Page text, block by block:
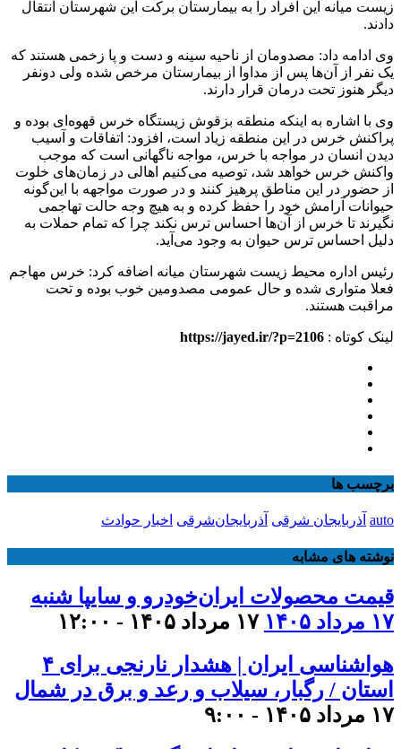
زیست میانه این افراد را به بیمارستان برکت این شهرستان انتقال
دادند.
وی ادامه داد: مصدومان از ناحیه سینه و دست و پا زخمی هستند که
یک نفر از آن‌ها پس از مداوا از بیمارستان مرخص شده ولی دونفر
دیگر هنوز تحت درمان قرار دارند.
وی با اشاره به اینکه منطقه بزقوش زیستگاه خرس قهوه‌ای بوده و
پراکنش خرس در این منطقه زیاد است، افزود: اتفاقات و آسیب
دیدن انسان در مواجه با خرس، مواجه ناگهانی است که موجب
واکنش خرس خواهد شد، توصیه می‌کنیم اهالی در زمان‌های خلوت
از حضور در این مناطق پرهیز کنند و در صورت مواجهه با این‌گونه
حیوانات آرامش خود را حفظ کرده و به هیچ وجه حالت تهاجمی
نگیرند تا خرس از آن‌ها احساس ترس نکند چرا که تمام حملات به
دلیل احساس ترس حیوان به وجود می‌آید.
رئیس اداره محیط زیست شهرستان میانه اضافه کرد: خرس مهاجم
فعلا متواری شده و حال عمومی مصدومین خوب بوده و تحت
مراقبت هستند.
لینک کوتاه : https://jayed.ir/?p=2106
برچسب ها
auto آذربایجان شرقی آذربایجان‌شرقی اخبار حوادث
نوشته های مشابه
قیمت محصولات ایران‌خودرو و سایپا شنبه
۱۷ مرداد ۱۴۰۵
۱۷ مرداد ۱۴۰۵ - ۱۲:۰۰
هواشناسی ایران | هشدار نارنجی برای ۴
استان / رگبار، سیلاب و رعد و برق در شمال
۱۷ مرداد ۱۴۰۵ - ۹:۰۰